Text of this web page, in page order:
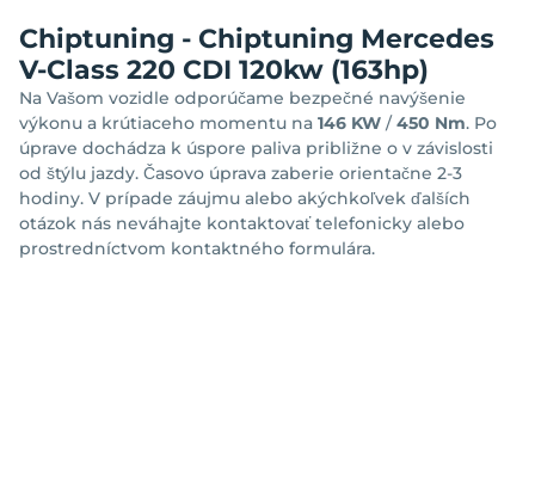
Chiptuning - Chiptuning Mercedes
V-Class 220 CDI 120kw (163hp)
Na Vašom vozidle odporúčame bezpečné navýšenie
výkonu a krútiaceho momentu na 146 KW /450 Nm. Po
úprave dochádza k úspore paliva približne o v závislosti
od štýlu jazdy. Časovo úprava zaberie orientačne 2-3
hodiny. V prípade záujmu alebo akýchkoľvek ďalších
otázok nás neváhajte kontaktovať telefonicky alebo
prostredníctvom kontaktného formulára.